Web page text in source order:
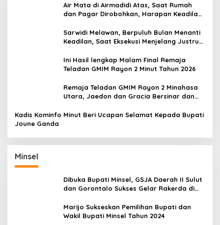
Air Mata di Airmadidi Atas, Saat Rumah
dan Pagar Dirobohkan, Harapan Keadilan
Sarwidi Melawan, Berpuluh Bulan Menanti
Keadilan, Saat Eksekusi Menjelang Justru
Ini Hasil lengkap Malam Final Remaja
Teladan GMIM Rayon 2 Minut Tahun 2026
Remaja Teladan GMIM Rayon 2 Minahasa
Utara, Jaedon dan Gracia Bersinar dan
Kadis Kominfo Minut Beri Ucapan Selamat Kepada Bupati
Joune Ganda
Minsel
Dibuka Bupati Minsel, GSJA Daerah II Sulut
dan Gorontalo Sukses Gelar Rakerda di
Marijo Sukseskan Pemilihan Bupati dan
Wakil Bupati Minsel Tahun 2024